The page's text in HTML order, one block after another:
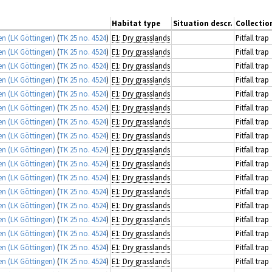
Habitat type Situation descr.
(LK Göttingen) (TK 25 no. 4524) E1: Dry grasslands
Pitfall trap
(LK Göttingen) (TK 25 no. 4524) E1: Dry grasslands
Pitfall trap
(LK Göttingen) (TK 25 no. 4524) E1: Dry grasslands
Pitfall trap
(LK Göttingen) (TK 25 no. 4524) E1: Dry grasslands
Pitfall trap
(LK Göttingen) (TK 25 no. 4524) E1: Dry grasslands
Pitfall trap
(LK Göttingen) (TK 25 no. 4524) E1: Dry grasslands
Pitfall trap
(LK Göttingen) (TK 25 no. 4524) E1: Dry grasslands
Pitfall trap
(LK Göttingen) (TK 25 no. 4524) E1: Dry grasslands
Pitfall trap
(LK Göttingen) (TK 25 no. 4524) E1: Dry grasslands
Pitfall trap
(LK Göttingen) (TK 25 no. 4524) E1: Dry grasslands
Pitfall trap
(LK Göttingen) (TK 25 no. 4524) E1: Dry grasslands
Pitfall trap
(LK Göttingen) (TK 25 no. 4524) E1: Dry grasslands
Pitfall trap
(LK Göttingen) (TK 25 no. 4524) E1: Dry grasslands
Pitfall trap
(LK Göttingen) (TK 25 no. 4524) E1: Dry grasslands
Pitfall trap
(LK Göttingen) (TK 25 no. 4524) E1: Dry grasslands
Pitfall trap
(LK Göttingen) (TK 25 no. 4524) E1: Dry grasslands
Pitfall trap
(LK Göttingen) (TK 25 no. 4524) E1: Dry grasslands
Pitfall trap